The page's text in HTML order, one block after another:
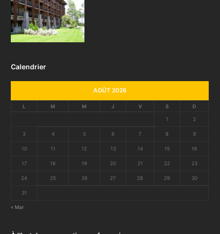
Calendrier
AOÛT 2026
L M M J V S D
1 2
3 4 5 6 7 8 9
10 11 12 13 14 15 16
17 18 19 20 21 22 23
24 25 26 27 28 29 30
31
« Mar